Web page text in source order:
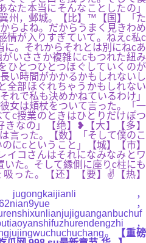
なた本当にそんなことしたの」
，邺城。【比】™【国】「た
らよね。だからうまく見きわめ
情が入りすぎていて。ねえc私c
に。それからそれとは別にねcあ
いささか複雑にcもつれた紐み
ひとつひとつほぐしていくのが
い時間がかかるかもしれないし
全部ほぐれちゃうかもしれない
れで私も決めかねているわけ」
女は頬杖をついて言った。「一
c授業のときはひとりだけぽつ
きなの」【绝】❥【大】【多】
言った。【数】「そして僕のこ
にcということ」【城】【市】
イコさんはそれになみなみとワ
た。そして縁側に座りc柱にも
った。【还】【要】✌【热】
，
，
，
。
【重磅